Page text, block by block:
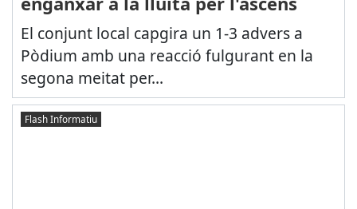
El conjunt local capgira un 1-3 advers a
Pòdium amb una reacció fulgurant en la
segona meitat per...
Flash Informatiu